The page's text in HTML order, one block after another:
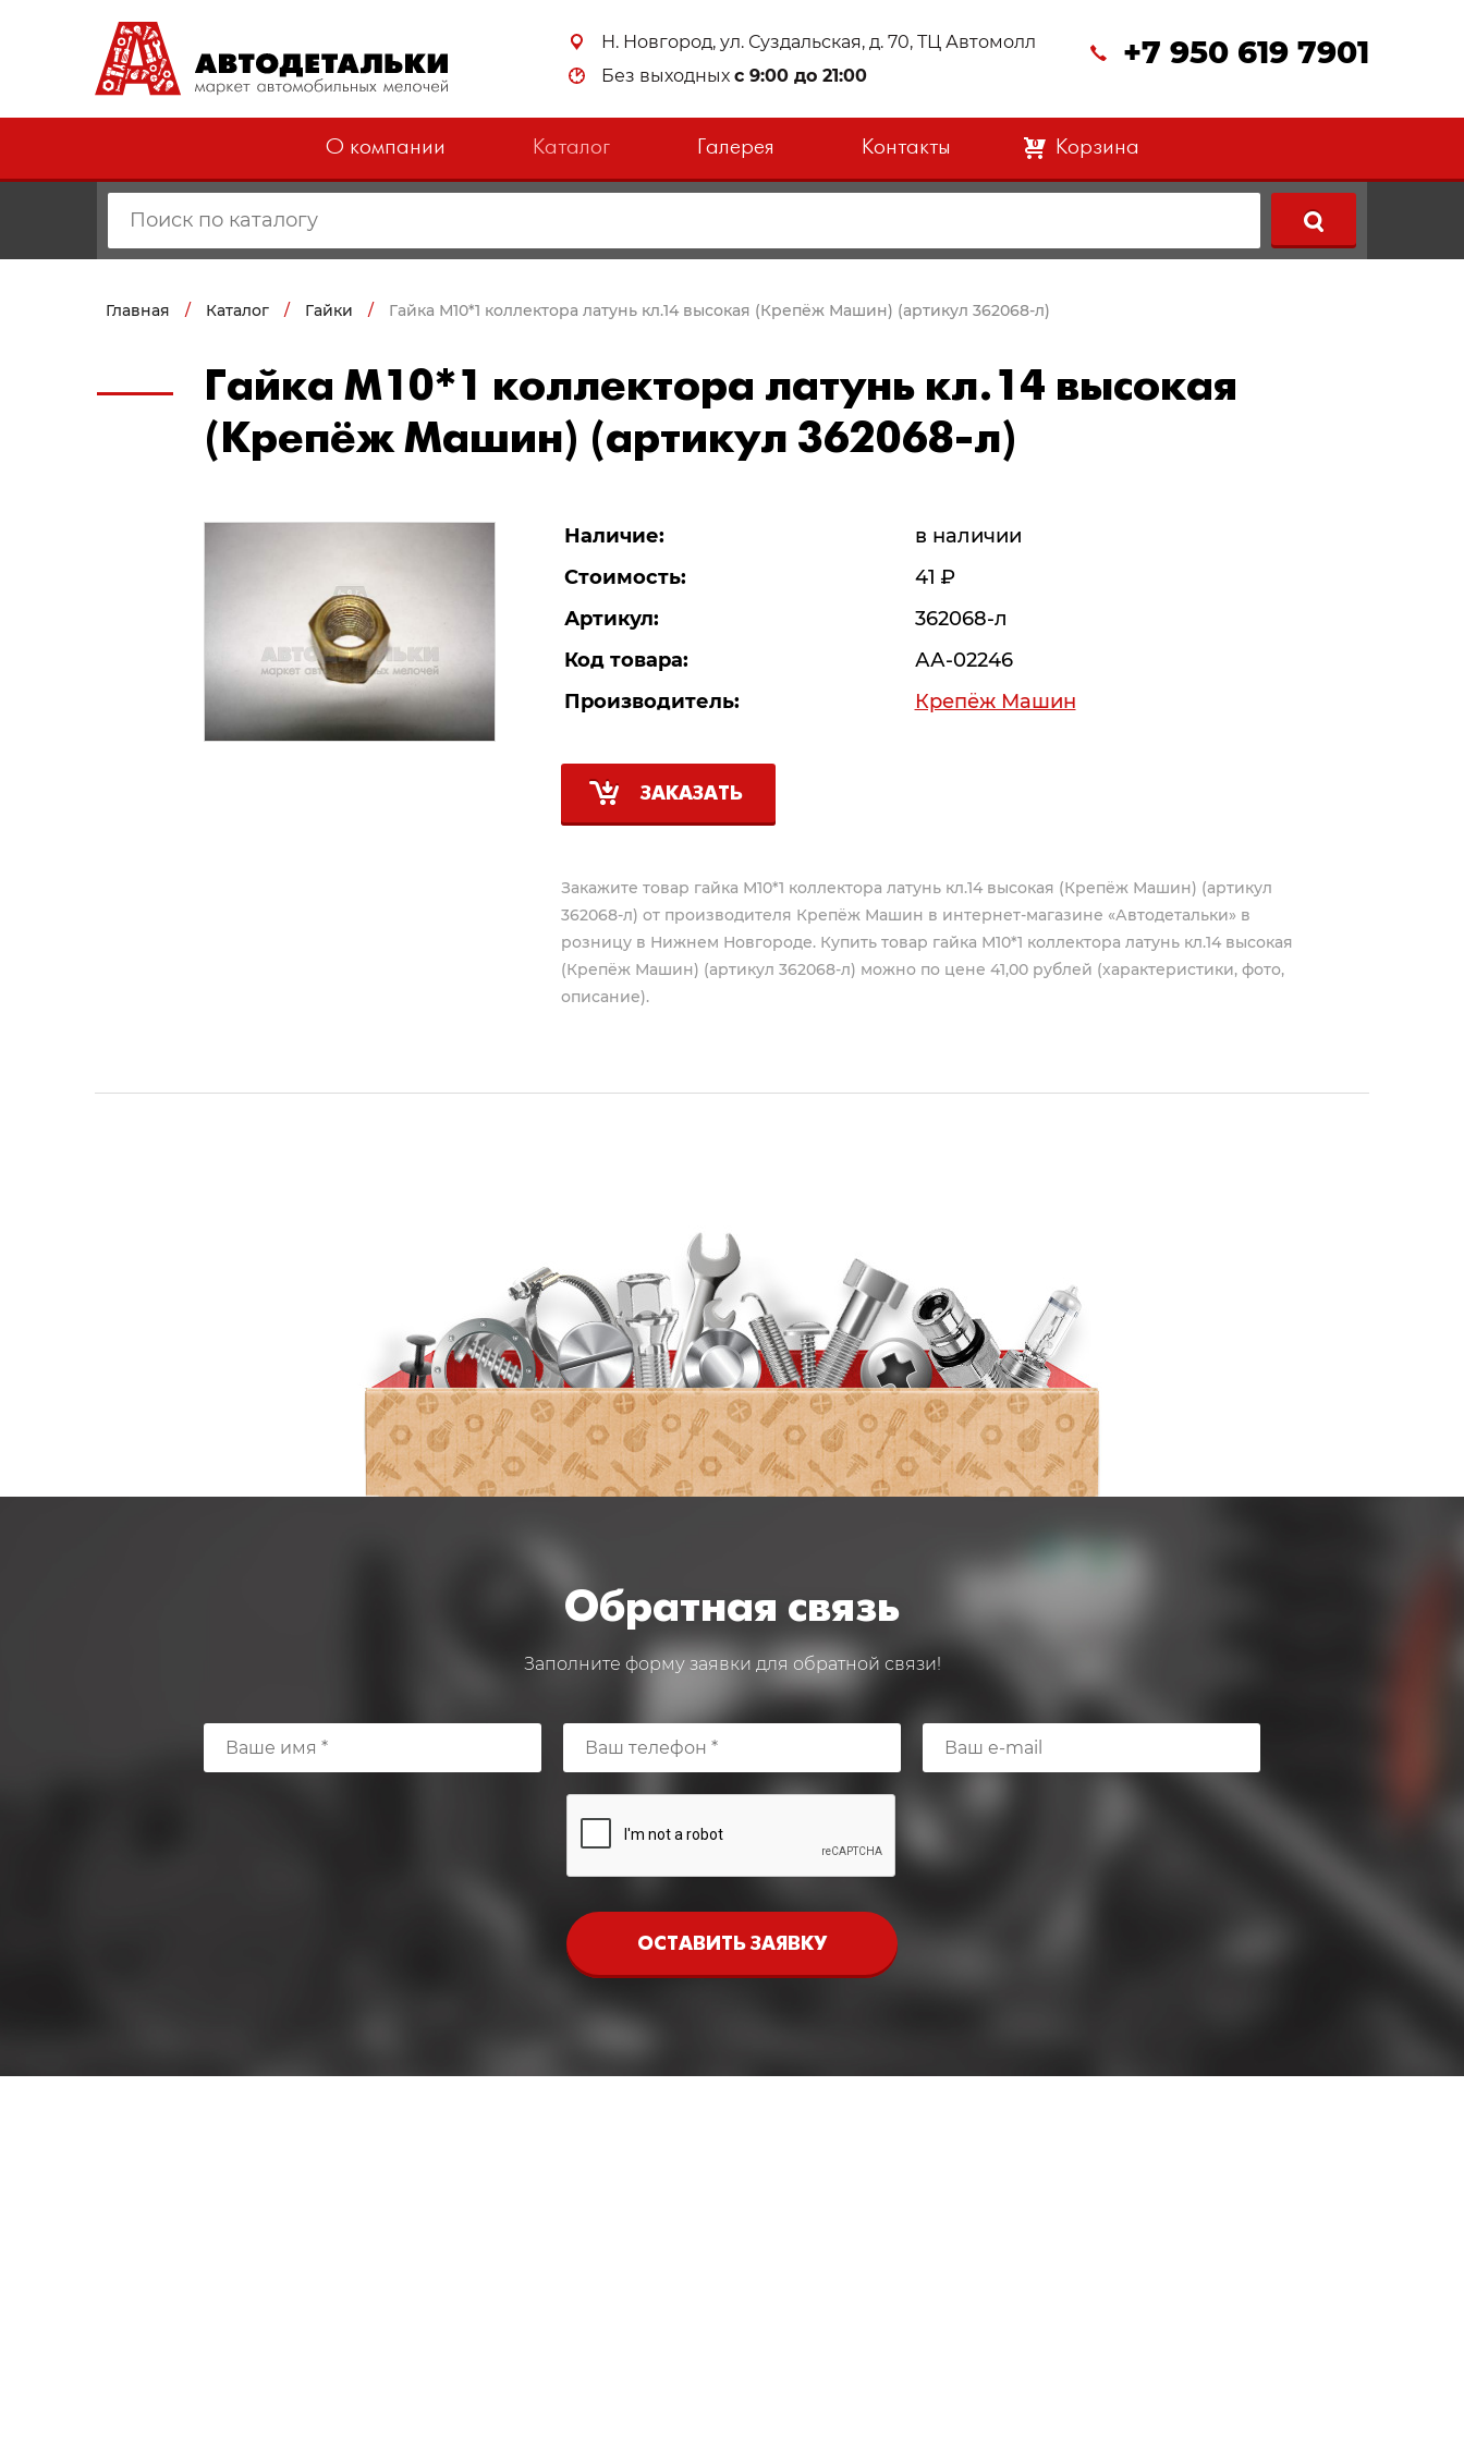
Н. Новгород, ул. Суздальская, д. 70, ТЦ Автомолл
Без выходных с 9:00 до 21:00
+7 950 619 7901
О компании Каталог Галерея Контакты 0 Корзина
Главная / Каталог / Гайки / Гайка М10*1 коллектора латунь кл.14 высокая (Крепёж Машин) (артикул 362068-л)
Гайка М10*1 коллектора латунь кл.14 высокая
(Крепёж Машин) (артикул 362068-л)
Наличие:
в наличии
Стоимость:
41 Р
Артикул:
362068-л
Код товара:
АА-02246
Производитель:
Крепёж Машин
ЗАКАЗАТЬ
Закажите товар гайка М10*1 коллектора латунь кл.14 высокая (Крепёж Машин) (артикул
362068-л) от производителя Крепёж Машин в интернет-магазине «Автодетальки» в
розницу в Нижнем Новгороде. Купить товар гайка М10*1 коллектора латунь кл.14 высокая
(Крепёж Машин) (артикул 362068-л) можно по цене 41,00 рублей (характеристики, фото,
описание).
Обратная связь
Заполните форму заявки для обратной связи!
ОСТАВИТЬ ЗАЯВКУ